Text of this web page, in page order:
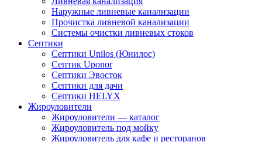
Наружные ливневые канализации
Прочистка ливневой канализации
Системы очистки ливневых стоков
Септики
Септики Unilos (Юнилос)
Септик Uponor
Септики Эвосток
Септики для дачи
Септики HELYX
Жироуловители
Жироуловители — каталог
Жироуловитель под мойку
Жироуловитель для кафе и ресторанов